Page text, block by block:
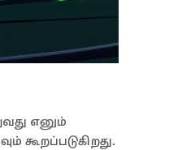
எனும்